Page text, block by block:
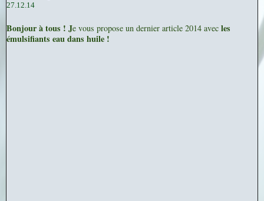
27.12.14
Bonjour à tous ! Je vous propose un dernier article 2014 avec les
émulsifiants eau dans huile !